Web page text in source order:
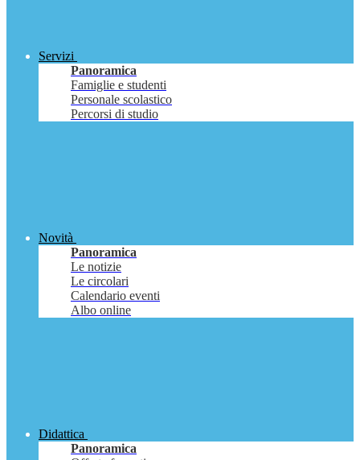
Servizi
Panoramica
Famiglie e studenti
Personale scolastico
Percorsi di studio
Novità
Panoramica
Le notizie
Le circolari
Calendario eventi
Albo online
Didattica
Panoramica